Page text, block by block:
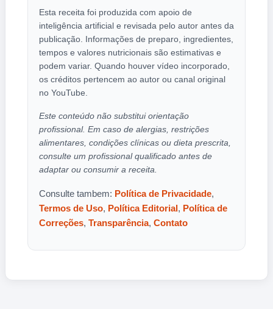
Esta receita foi produzida com apoio de
inteligência artificial e revisada pelo autor antes da
publicação. Informações de preparo, ingredientes,
tempos e valores nutricionais são estimativas e
podem variar. Quando houver vídeo incorporado,
os créditos pertencem ao autor ou canal original
no YouTube.
Este conteúdo não substitui orientação
profissional. Em caso de alergias, restrições
alimentares, condições clínicas ou dieta prescrita,
consulte um profissional qualificado antes de
adaptar ou consumir a receita.
Consulte tambem: Política de Privacidade,
Termos de Uso, Política Editorial, Política de
Correções, Transparência, Contato